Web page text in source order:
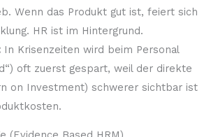
Wenn das Produkt gut ist, feiert sich
HR ist im Hintergrund.
In Krisenzeiten wird beim Personal
oft zuerst gespart, weil der direkte
on Investment) schwerer sichtbar ist